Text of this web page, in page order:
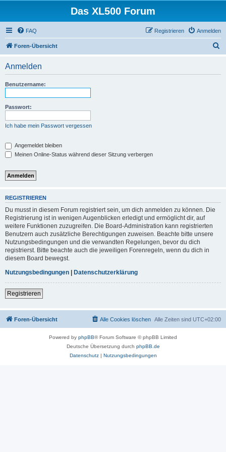
Das XL500 Forum
FAQ Anmelden
Registrieren
Foren-Übersicht
Anmelden
Benutzername:
Passwort:
Ich habe mein Passwort vergessen
Angemeldet bleiben
Meinen Online-Status während dieser Sitzung verbergen
REGISTRIEREN
Du musst in diesem Forum registriert sein, um dich anmelden zu können. Die
Registrierung ist in wenigen Augenblicken erledigt und ermöglicht dir, auf
weitere Funktionen zuzugreifen. Die Board-Administration kann registrierten
Benutzern auch zusätzliche Berechtigungen zuweisen. Beachte bitte unsere
Nutzungsbedingungen und die verwandten Regelungen, bevor du dich
registrierst. Bitte beachte auch die jeweiligen Forenregeln, wenn du dich in
diesem Board bewegst.
Nutzungsbedingungen | Datenschutzerklärung
Registrieren
Foren-Übersicht Alle Zeiten sind UTC+02:00
Alle Cookies löschen
Powered by phpBB® Forum Software © phpBB Limited
Deutsche Übersetzung durch phpBB.de
Datenschutz| Nutzungsbedingungen